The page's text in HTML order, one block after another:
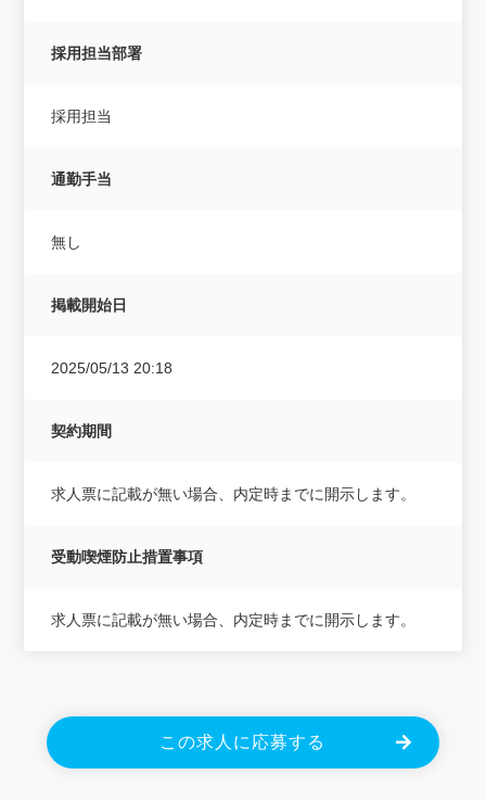
採用担当部署
採用担当
通勤手当
無し
掲載開始日
2025/05/13 20:18
契約期間
求人票に記載が無い場合、内定時までに開示します。
受動喫煙防止措置事項
求人票に記載が無い場合、内定時までに開示します。
この求人に応募する